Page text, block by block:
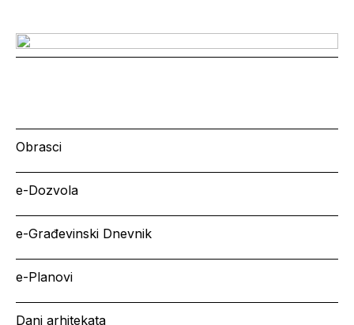
Obrasci
e-Dozvola
e-Građevinski Dnevnik
e-Planovi
Dani arhitekata